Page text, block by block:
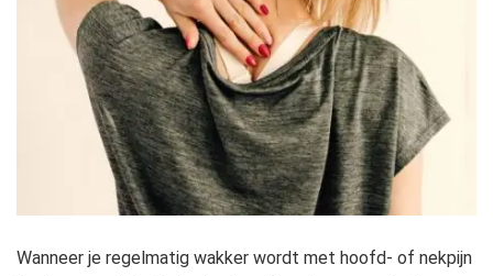
Wanneer je regelmatig wakker wordt met hoofd- of nekpijn